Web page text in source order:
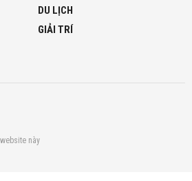
DU LỊCH
GIẢI TRÍ
này